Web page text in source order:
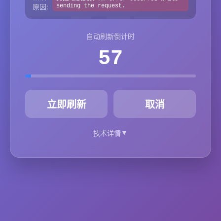
原因:
sending the request.
自动刷新倒计时
57
立即刷新 取消
技术详情▼